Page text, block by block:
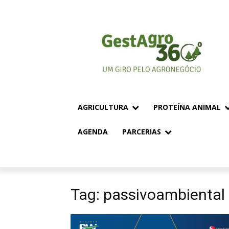
AGRICULTURA PROTEÍNA ANIMAL
AGENDA PARCERIAS
Tag: passivoambiental